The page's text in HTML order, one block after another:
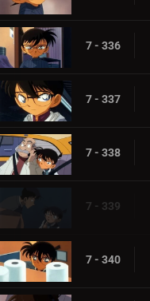
7 - 336
7 - 337
7 - 338
7 - 339
7 - 340